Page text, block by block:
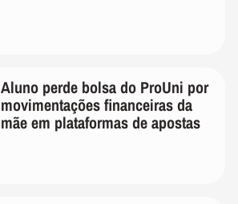
Aluno perde bolsa do ProUni por
movimentações financeiras da
mãe em plataformas de apostas